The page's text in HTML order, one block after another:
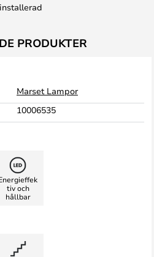
installerad
PRODUKTER
Marset Lampor
10006535
tiv och
hållbar